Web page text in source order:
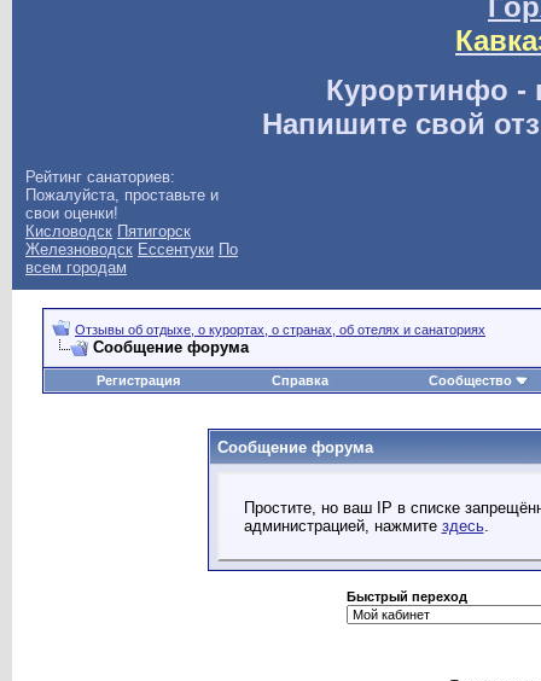
Курортинфо -
Напишите свой
Рейтинг санаториев:
Пожалуйста, проставьте и
свои оценки!
Кисловодск Пятигорск
Железноводск Ессентуки По
всем городам
Отзывы об отдыхе, о курортах, о странах, об отелях и санаториях
Сообщение форума
Регистрация Справка Сообщество
Сообщение форума
Простите, но ваш IP в списке
администрацией, нажмите здесь.
Быстрый переход